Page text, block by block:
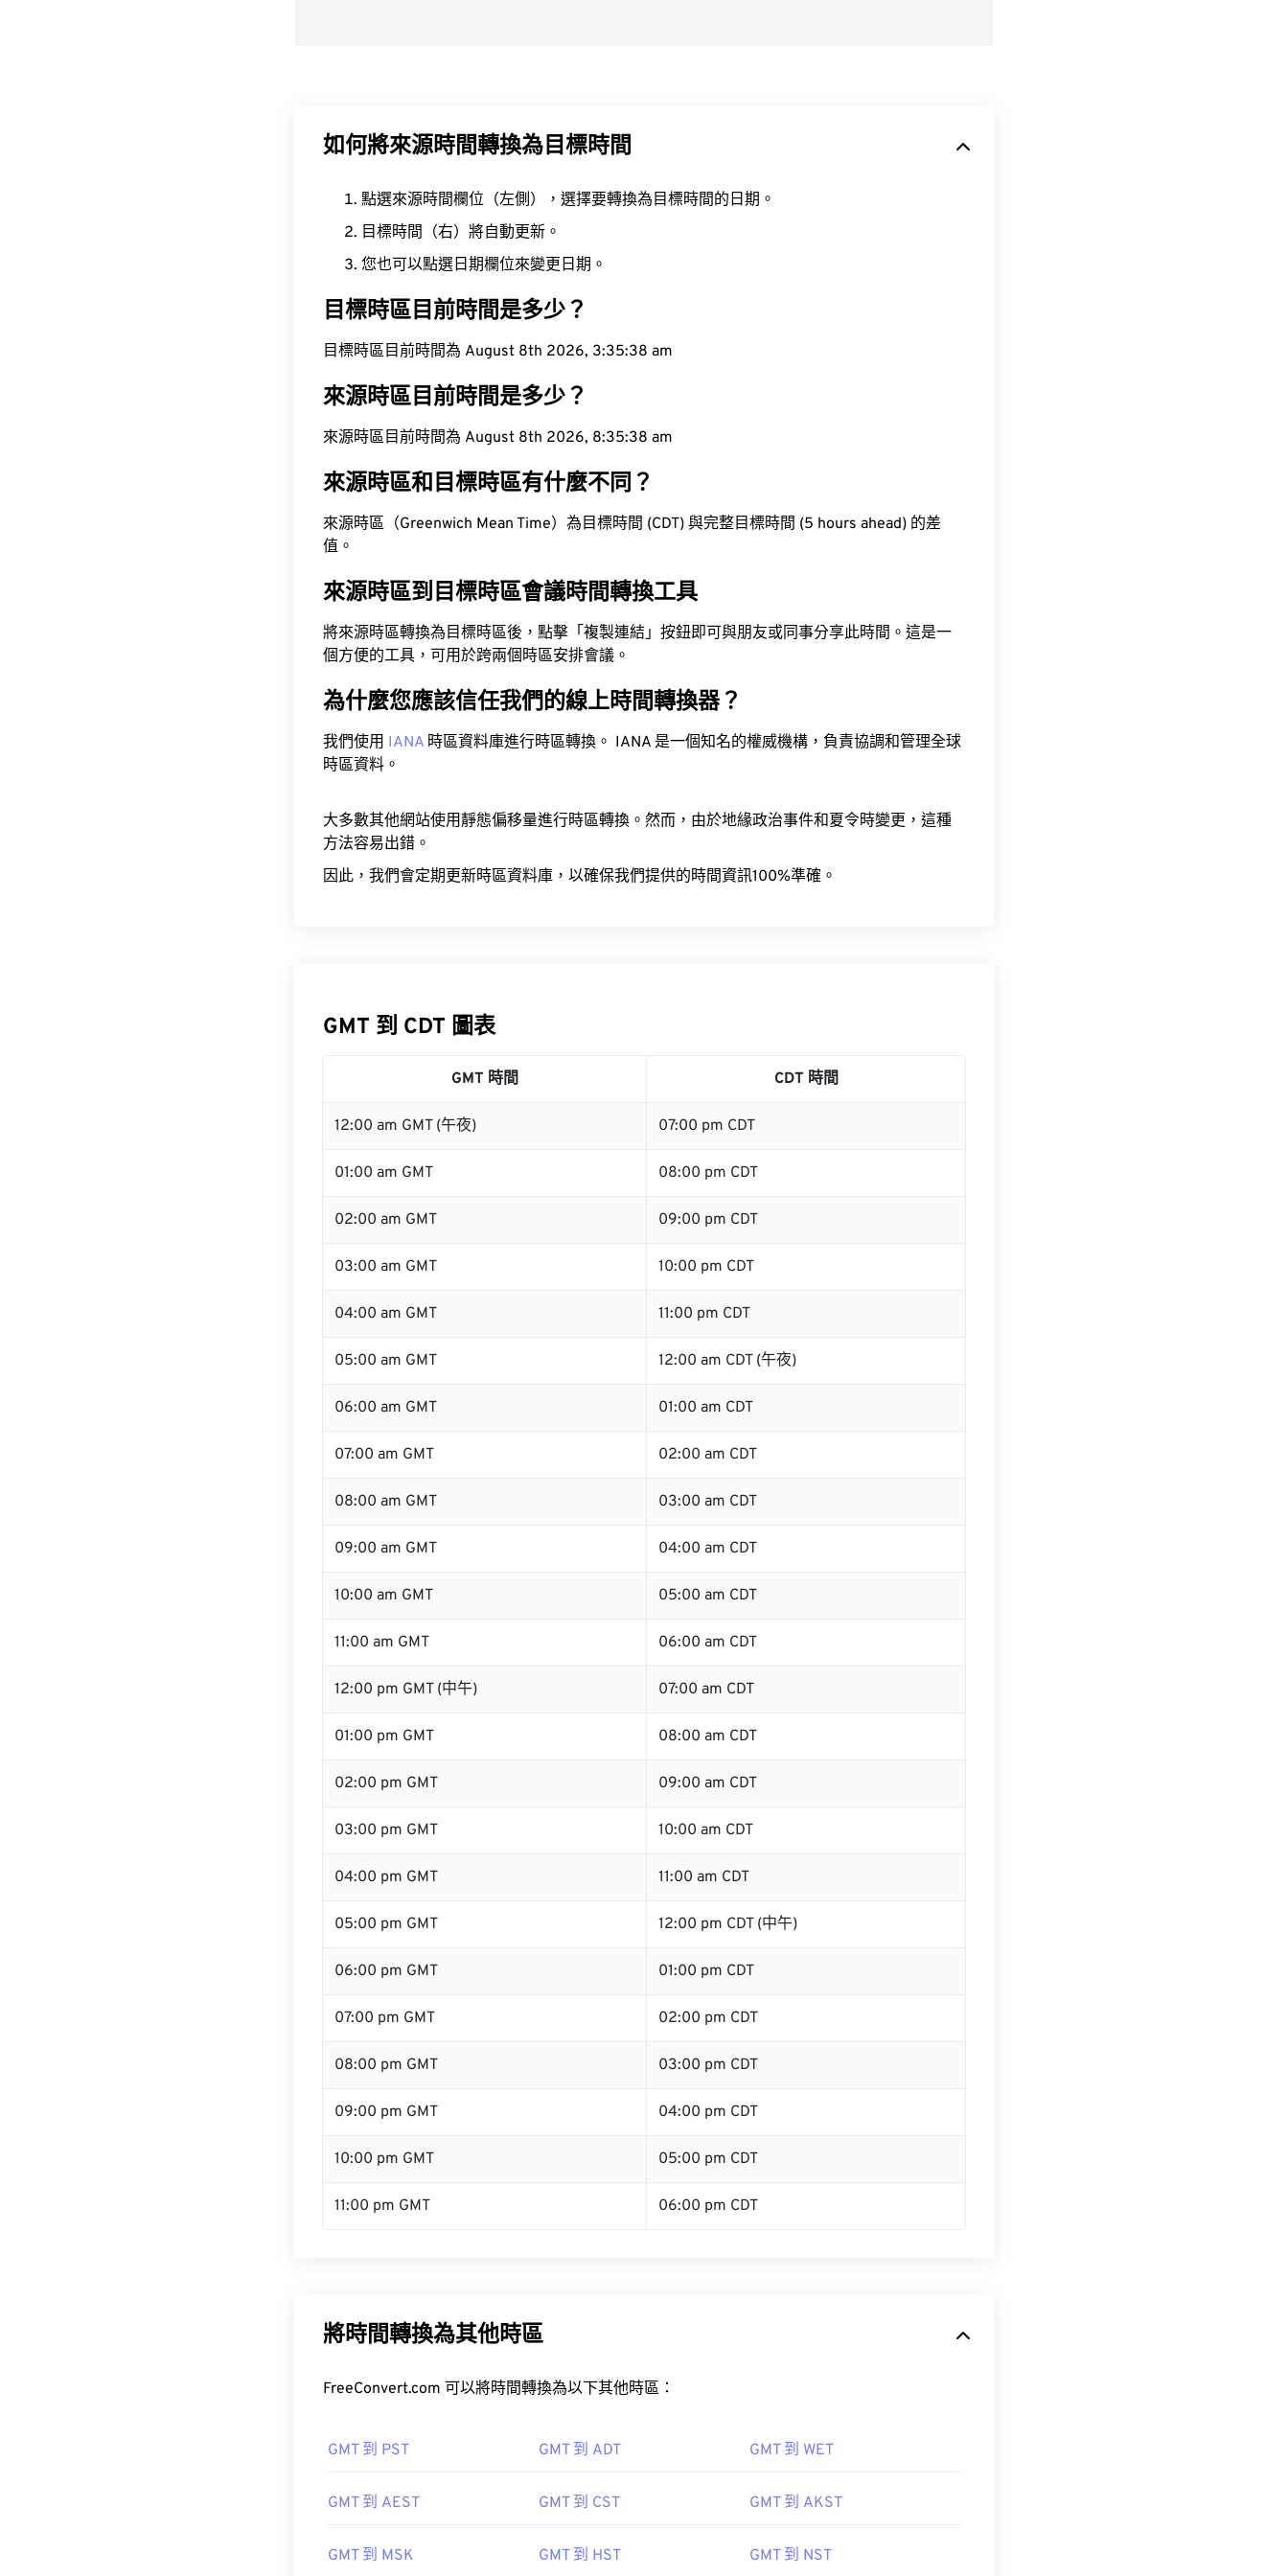
如何將來源時間轉換為目標時間
點選來源時間欄位（左側），選擇要轉換為目標時間的日期。
目標時間（右）將自動更新。
您也可以點選日期欄位來變更日期。
目標時區目前時間是多少？
目標時區目前時間為 August 8th 2026, 3:35:39 am
來源時區目前時間是多少？
來源時區目前時間為 August 8th 2026, 8:35:39 am
來源時區和目標時區有什麼不同？
來源時區（Greenwich Mean Time）為目標時間 (CDT) 與完整目標時間 (5 hours ahead) 的差
值。
來源時區到目標時區會議時間轉換工具
將來源時區轉換為目標時區後，點擊「複製連結」按鈕即可與朋友或同事分享此時間。這是一
個方便的工具，可用於跨兩個時區安排會議。
為什麼您應該信任我們的線上時間轉換器？
我們使用 IANA 時區資料庫進行時區轉換。 IANA 是一個知名的權威機構，負責協調和管理全球
時區資料。
大多數其他網站使用靜態偏移量進行時區轉換。然而，由於地緣政治事件和夏令時變更，這種
方法容易出錯。
因此，我們會定期更新時區資料庫，以確保我們提供的時間資訊100%準確。
GMT 到 CDT 圖表
GMT 時間 CDT 時間
12:00 am GMT (午夜) 07:00 pm CDT
01:00 am GMT 08:00 pm CDT
02:00 am GMT 09:00 pm CDT
03:00 am GMT 10:00 pm CDT
04:00 am GMT 11:00 pm CDT
05:00 am GMT 12:00 am CDT (午夜)
06:00 am GMT 01:00 am CDT
07:00 am GMT 02:00 am CDT
08:00 am GMT 03:00 am CDT
09:00 am GMT 04:00 am CDT
10:00 am GMT 05:00 am CDT
11:00 am GMT 06:00 am CDT
12:00 pm GMT (中午) 07:00 am CDT
01:00 pm GMT 08:00 am CDT
02:00 pm GMT 09:00 am CDT
03:00 pm GMT 10:00 am CDT
04:00 pm GMT 11:00 am CDT
05:00 pm GMT 12:00 pm CDT (中午)
06:00 pm GMT 01:00 pm CDT
07:00 pm GMT 02:00 pm CDT
08:00 pm GMT 03:00 pm CDT
09:00 pm GMT 04:00 pm CDT
10:00 pm GMT 05:00 pm CDT
11:00 pm GMT 06:00 pm CDT
將時間轉換為其他時區
FreeConvert.com 可以將時間轉換為以下其他時區：
GMT 到 PST GMT 到 ADT GMT 到 WET
GMT 到 AEST GMT 到 CST GMT 到 AKST
GMT 到 MSK GMT 到 HST GMT 到 NST